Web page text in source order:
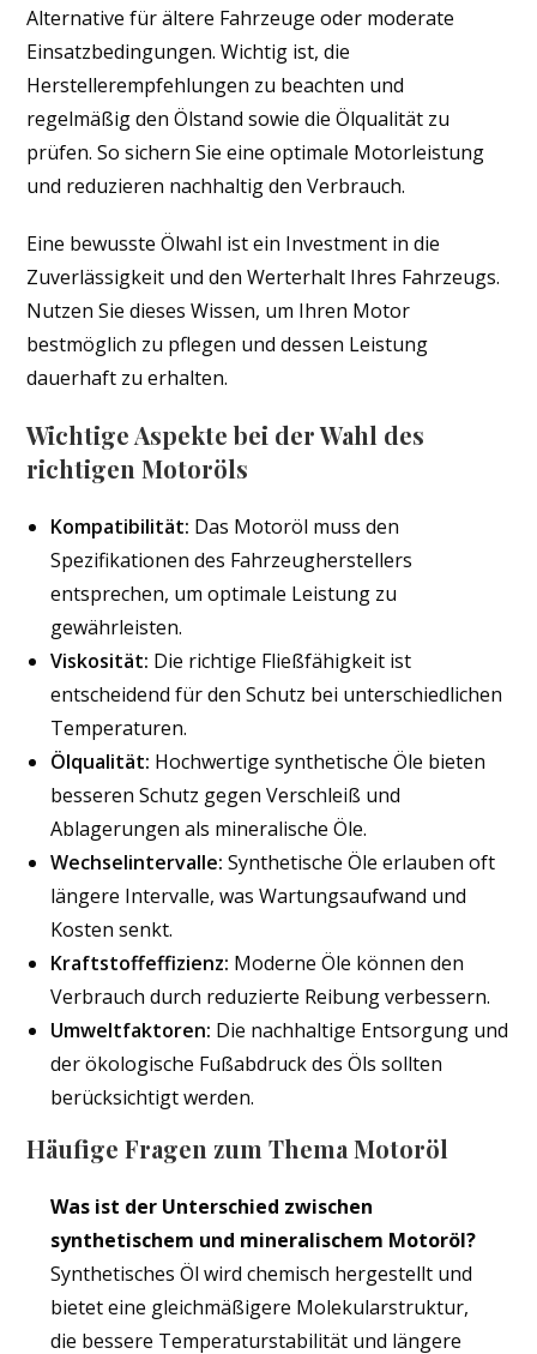
Alternative für ältere Fahrzeuge oder moderate
Einsatzbedingungen. Wichtig ist, die
Herstellerempfehlungen zu beachten und
regelmäßig den Ölstand sowie die Ölqualität zu
prüfen. So sichern Sie eine optimale Motorleistung
und reduzieren nachhaltig den Verbrauch.
Eine bewusste Ölwahl ist ein Investment in die
Zuverlässigkeit und den Werterhalt Ihres Fahrzeugs.
Nutzen Sie dieses Wissen, um Ihren Motor
bestmöglich zu pflegen und dessen Leistung
dauerhaft zu erhalten.
Wichtige Aspekte bei der Wahl des
richtigen Motoröls
Kompatibilität: Das Motoröl muss den
Spezifikationen des Fahrzeugherstellers
entsprechen, um optimale Leistung zu
gewährleisten.
Viskosität: Die richtige Fließfähigkeit ist
entscheidend für den Schutz bei unterschiedlichen
Temperaturen.
Ölqualität: Hochwertige synthetische Öle bieten
besseren Schutz gegen Verschleiß und
Ablagerungen als mineralische Öle.
Wechselintervalle: Synthetische Öle erlauben oft
längere Intervalle, was Wartungsaufwand und
Kosten senkt.
Kraftstoffeffizienz: Moderne Öle können den
Verbrauch durch reduzierte Reibung verbessern.
Umweltfaktoren: Die nachhaltige Entsorgung und
der ökologische Fußabdruck des Öls sollten
berücksichtigt werden.
Häufige Fragen zum Thema Motoröl
Was ist der Unterschied zwischen
synthetischem und mineralischem Motoröl?
Synthetisches Öl wird chemisch hergestellt und
bietet eine gleichmäßigere Molekularstruktur,
die bessere Temperaturstabilität und längere